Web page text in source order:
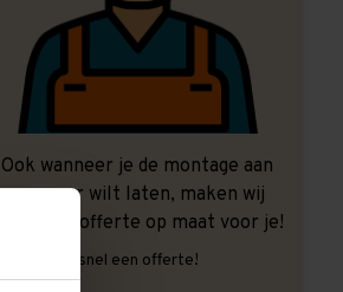
Ook wanneer je de montage aan
ons over wilt laten, maken wij
graag een offerte op maat voor je!
Vrijblijvend, snel een offerte!